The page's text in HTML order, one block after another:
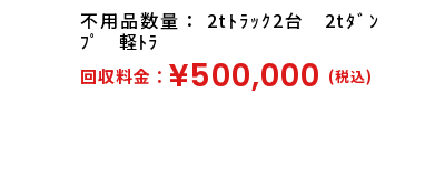
不用品数量： 2tﾄﾗｯｸ2台 2tﾀﾞﾝ
ﾌﾟ 軽ﾄﾗ
回収料金： ¥500,000 (税込)